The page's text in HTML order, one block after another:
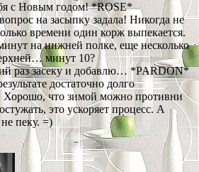
с Новым годом! *ROSE*
на засыпку задала! Никогда не
времени один корж выпекается.
на нижней полке, еще несколько
минут 10?
раз засеку и добавлю… *PARDON*
достаточно долго
Хорошо, что зимой можно противни
это ускоряет процесс. А
пеку. =)